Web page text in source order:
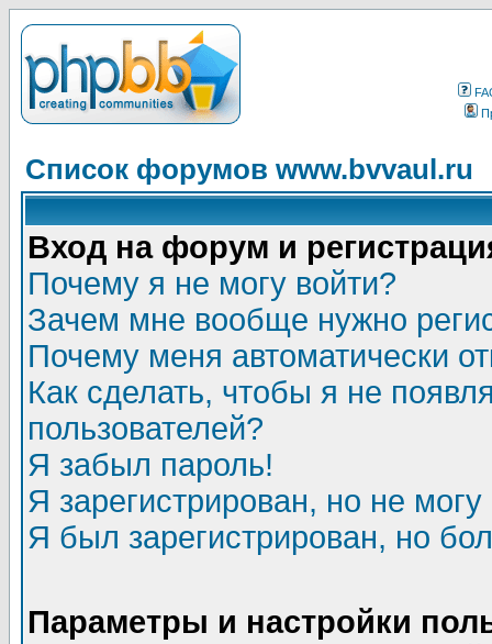
Список форумов www.bvvaul.ru
Вход на форум и
Почему я не могу войти?
Зачем мне вообще нужно
Почему меня автоматически
Как сделать, чтобы я не
пользователей?
Я забыл пароль!
Я зарегистрирован, но не могу
Я был зарегистрирован, но
Параметры и настройки